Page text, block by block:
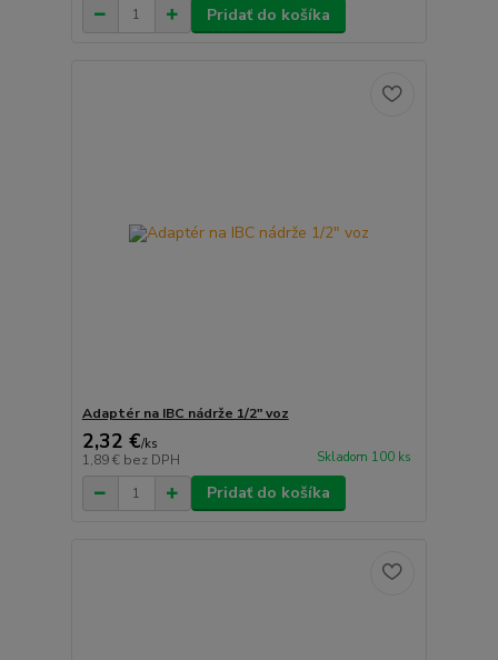
Pridať do košíka
Adaptér na IBC nádrže 1/2" voz
2,32 €/ks
1,89 € bez DPH Skladom 100 ks
Pridať do košíka